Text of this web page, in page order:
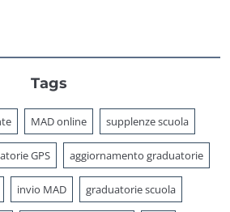
Tags
MAD online supplenze scuola
GPS aggiornamento graduatorie
invio MAD graduatorie scuola